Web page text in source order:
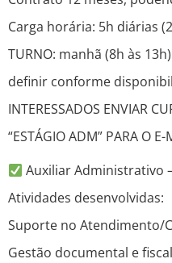
Carga horária: 5h diárias
TURNO: manhã (8h às
definir conforme
INTERESSADOS ENVIAR
“ESTÁGIO ADM” PARA O
Auxiliar Administrativo –
Atividades desenvolvidas:
Suporte no Atendimento/
Gestão documental e